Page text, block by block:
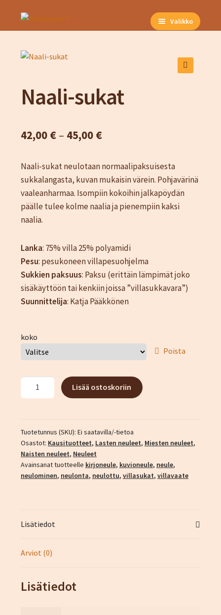
Siirry
navigointiin
Siirry
sisältöön
Valikko
Neuleet ja vaatteet
Kausituotteet
Kauppa
Hinnasto
Oma tili
Ostoskori
TIlaus- ja sopimusehdot
Naali-sukat
42,00 € – 45,00 €Hintaluokka:
-
45,00 €
Naali-sukat neulotaan normaalipaksuisesta
sukkalangasta, kuvan mukaisin värein. Pohjavärinä
vaaleanharmaa. Isompiin kokoihin jalkapöydän
päälle tulee kolme naalia ja pienempiin kaksi
naalia.
Lanka: 75% villa 25% polyamidi
Pesu: pesukoneen villapesuohjelma
Sukkien paksuus: Paksu (erittäin lämpimät joko
sisäkäyttöön tai kenkiin joissa ”villasukkavara”)
Suunnittelija: Katja Pääkkönen
koko
Poista
Naali-
sukat
Lisää ostoskoriin
Tuotetunnus (SKU): Ei saatavilla/-tietoa
Osastot: Kausituotteet, Lasten neuleet, Miesten neuleet,
Naisten neuleet, Neuleet
Avainsanat tuotteelle kirjoneule, kuvioneule, neule,
neulominen, neulonta, neulottu, villasukat, villavaate
Lisätiedot
Arviot (0)
Lisätiedot